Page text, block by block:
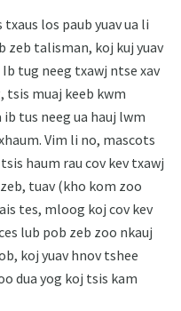
los paub yuav ua li
zeb talisman, koj kuj yuav
tug neeg txawj ntse xav
tsis muaj keeb kwm
tus neeg ua hauj lwm
Vim li no, mascots
haum rau cov kev txawj
tuav (kho kom zoo
tes, mloog koj cov kev
lub pob zeb zoo nkauj
koj yuav hnov ​​tshee
dua yog koj tsis kam